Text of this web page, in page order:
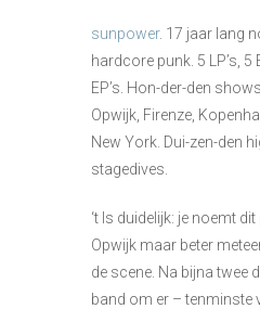
sunpower. 17 jaar lang
hardcore punk. 5 LP’s, 5
EP’s. Hon-der-den
Opwijk, Firenze,
New York. Dui-zen-den
stagedives.
‘t Is duidelijk: je noemt
Opwijk maar beter
de scene. Na bijna twee
band om er – tenminste